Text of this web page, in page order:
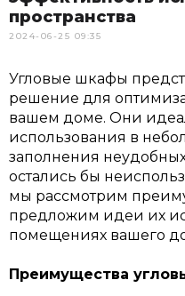
пространства
2024-06-25 09:35
Угловые шкафы
решение для
вашем доме. Они
использования в
заполнения
остались бы
мы рассмотрим
предложим идеи их
помещениях вашего
Преимущества